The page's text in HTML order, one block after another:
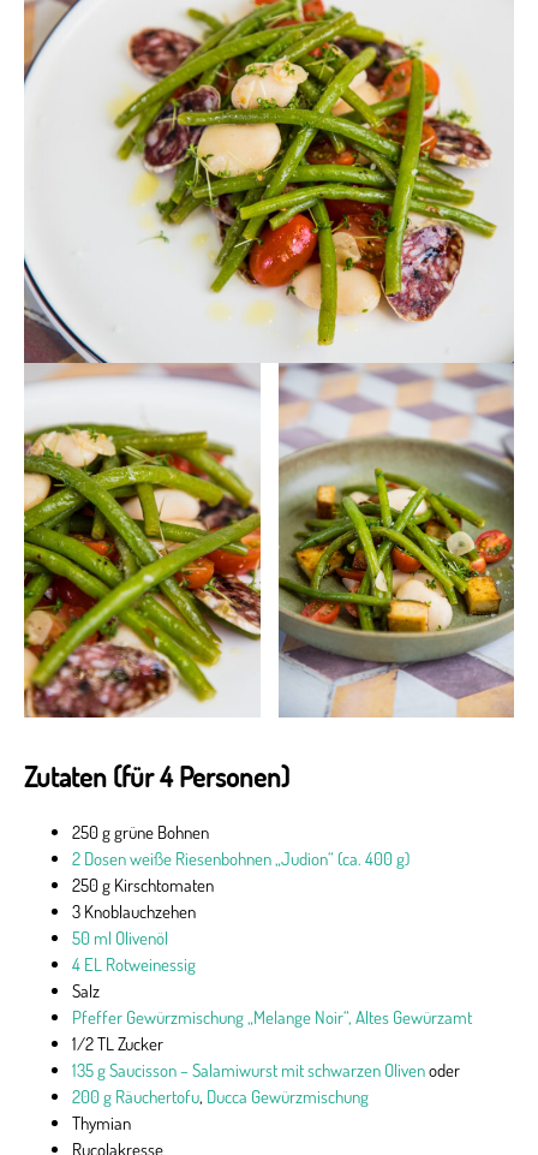
Zutaten (für 4 Personen)
250 g grüne Bohnen
2 Dosen weiße Riesenbohnen „Judion“ (ca. 400 g)
250 g Kirschtomaten
3 Knoblauchzehen
50 ml Olivenöl
4 EL Rotweinessig
Salz
Pfeffer Gewürzmischung „Melange Noir“, Altes Gewürzamt
1/2 TL Zucker
135 g Saucisson – Salamiwurst mit schwarzen Olivenoder
200 g Räuchertofu, Ducca Gewürzmischung
Thymian
Rucolakresse